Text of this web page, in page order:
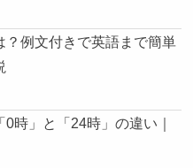
？例文付きで英語まで簡単
時」と「24時」の違い｜